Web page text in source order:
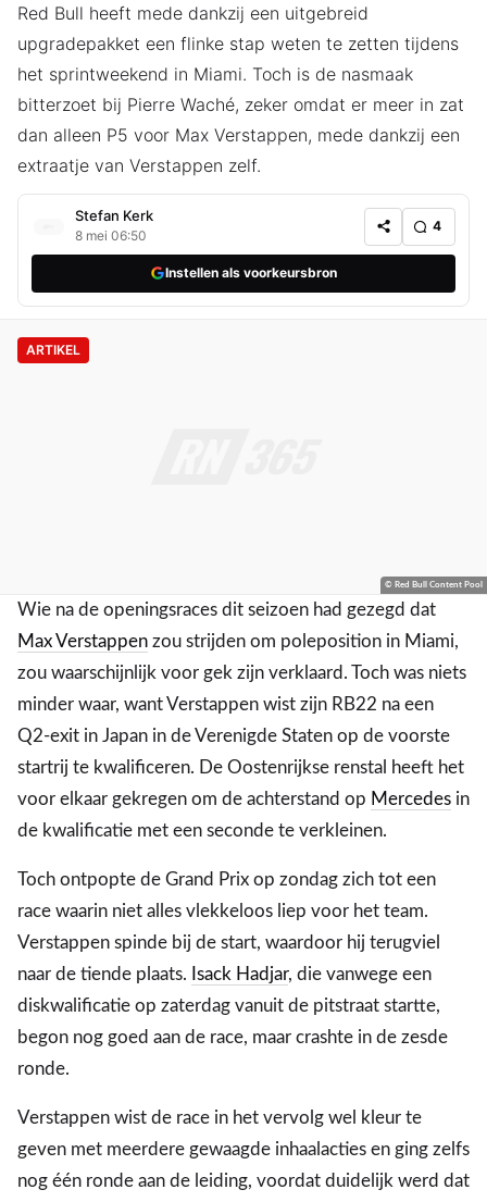
Red Bull heeft mede dankzij een uitgebreid
upgradepakket een flinke stap weten te zetten tijdens
het sprintweekend in Miami. Toch is de nasmaak
bitterzoet bij Pierre Waché, zeker omdat er meer in zat
dan alleen P5 voor Max Verstappen, mede dankzij een
extraatje van Verstappen zelf.
Stefan Kerk
8 mei 06:50
4
Instellen als voorkeursbron
ARTIKEL
© Red Bull Content Pool
Wie na de openingsraces dit seizoen had gezegd dat
Max Verstappen zou strijden om poleposition in Miami,
zou waarschijnlijk voor gek zijn verklaard. Toch was niets
minder waar, want Verstappen wist zijn RB22 na een
Q2-exit in Japan in de Verenigde Staten op de voorste
startrij te kwalificeren. De Oostenrijkse renstal heeft het
voor elkaar gekregen om de achterstand op Mercedes in
de kwalificatie met een seconde te verkleinen.
Toch ontpopte de Grand Prix op zondag zich tot een
race waarin niet alles vlekkeloos liep voor het team.
Verstappen spinde bij de start, waardoor hij terugviel
naar de tiende plaats. Isack Hadjar, die vanwege een
diskwalificatie op zaterdag vanuit de pitstraat startte,
begon nog goed aan de race, maar crashte in de zesde
ronde.
Verstappen wist de race in het vervolg wel kleur te
geven met meerdere gewaagde inhaalacties en ging zelfs
nog één ronde aan de leiding, voordat duidelijk werd dat